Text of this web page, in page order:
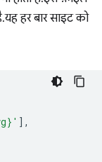
हर बार साइट को
],